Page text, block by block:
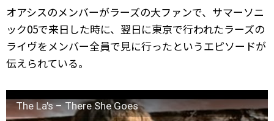
オアシスのメンバーがラーズの大ファンで、サマーソニ
ック05で来日した時に、翌日に東京で行われたラーズの
ライヴをメンバー全員で見に行ったというエピソードが
伝えられている。
The La's – There She Goes